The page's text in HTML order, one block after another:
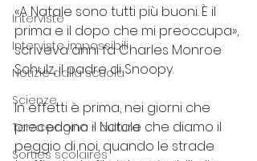
Interviste
Interviste impossibili
Notizie dalla scuola
Scienze
Terza pagina - cultura
Sorties scolaires
«A Natale sono tutti più buoni. È il
prima e il dopo che mi preoccupa»,
scriveva anni fa Charles Monroe
Schulz, il padre di Snoopy.
In effetti è prima, nei giorni che
precedono il Natale che diamo il
peggio di noi, quando le strade